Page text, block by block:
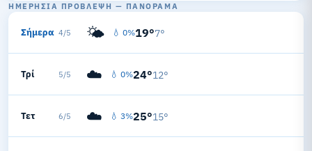
ΗΜΕΡΉΣΙΑ ΠΡΌΒΛΕΨΗ — ΠΑΝΌΡΑΜΑ
Σήμερα 4/5 🌤️ 💧 0%19°7°
Τρί 5/5 ☁️ 💧 0%24°12°
Τετ 6/5 ☁️ 💧 3%25°15°